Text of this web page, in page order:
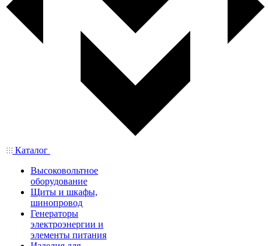
Каталог
Высоковольтное
оборудование
Щиты и шкафы,
шинопровод
Генераторы
электроэнергии и
элементы питания